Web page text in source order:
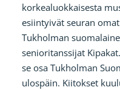
korkealuokkaisesta
esiintyivät seuran
Tukholman
senioritanssijat
se osa Tukholman
ulospäin. Kiitokset